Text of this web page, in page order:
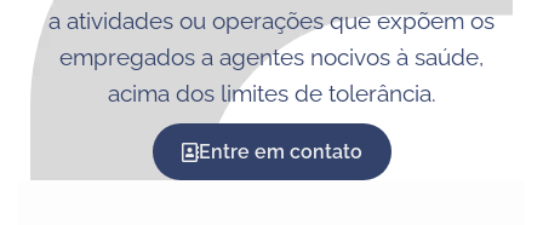
a atividades ou operações que expõem os
empregados a agentes nocivos à saúde,
acima dos limites de tolerância.
Entre em contato